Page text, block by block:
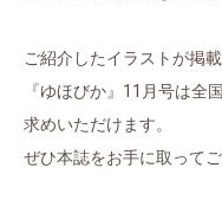
ご紹介したイラストが掲
『ゆほびか』11月号は全
求めいただけます。
ぜひ本誌をお手に取ってご